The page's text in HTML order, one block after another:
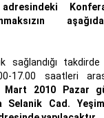
adresindeki
sağlandığı
17.00 saatleri
Mart 2010 Pazar
Selanik Cad.